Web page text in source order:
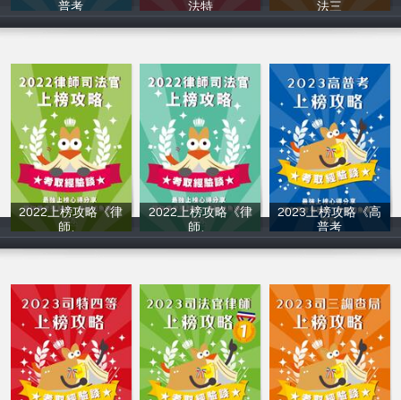
普考
讀家補習班
法特
讀家補習班
法三
讀家補習班
2022上榜攻略《律
師、
讀家補習班
2022上榜攻略《律
師、
讀家補習班
2023上榜攻略《高
普考
讀家補習班